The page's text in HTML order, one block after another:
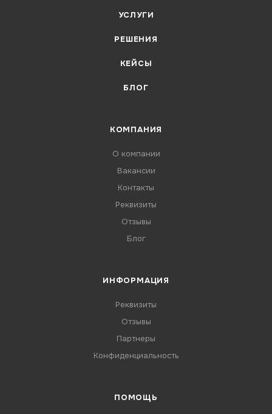
УСЛУГИ
РЕШЕНИЯ
КЕЙСЫ
БЛОГ
КОМПАНИЯ
О компании
Вакансии
Контакты
Реквизиты
Отзывы
Блог
ИНФОРМАЦИЯ
Реквизиты
Отзывы
Партнеры
Конфиденциальность
ПОМОЩЬ